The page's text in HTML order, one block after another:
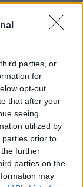
parties, or
for
opt-out
that after your
seeing
utilized by
parties prior to
further
parties on the
may
2000 /2000
ισχύουν